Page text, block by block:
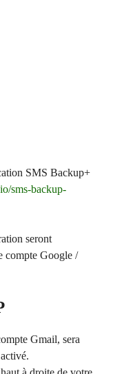
SMS Backup+
sms-backup-
seront
compte Google /
Gmail, sera